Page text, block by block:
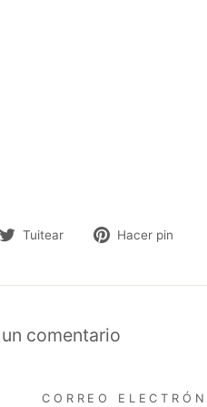
Tuitear
TuitearHacer pin
comentario
CORREO